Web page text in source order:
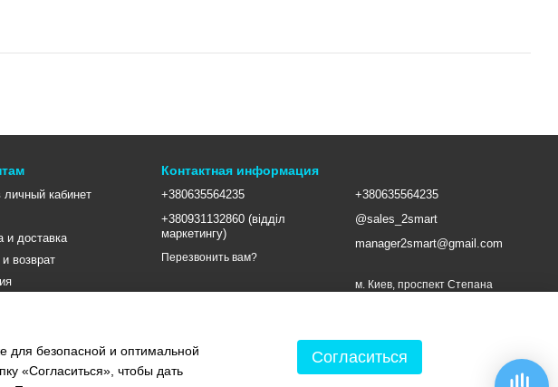
личный кабинет
и доставка
возврат
публичной оферты
Контактная информация
+380635564235
+380931132860 (відділ
маркетингу)
Перезвонить вам?
+380635564235
@sales_2smart
manager2smart@gmail.com
м. Киев, проспект Степана
для безопасной и оптимальной
«Согласиться», чтобы дать
Согласиться